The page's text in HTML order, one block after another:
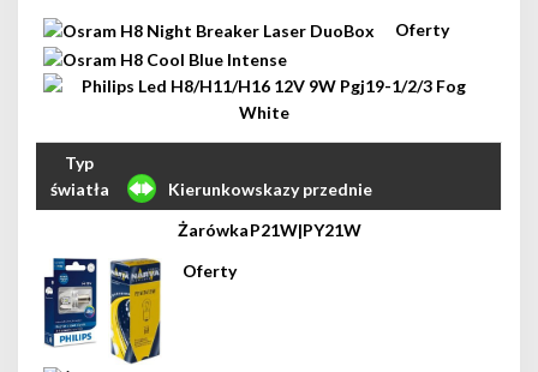
Kierunkowskazy przednie
P21W|PY21W